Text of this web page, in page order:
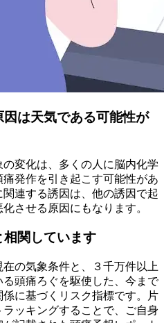
は天気である可能性が
変化は、多くの人に脳内化学
発作を引き起こす可能性があ
連する誘因は、他の誘因で起
させる原因にもなります。
関しています
の気象条件と、３千万件以上
頭痛ろぐを駆使した、今まで
に基づくリスク指標です。片
ッキングすることで、ご自身